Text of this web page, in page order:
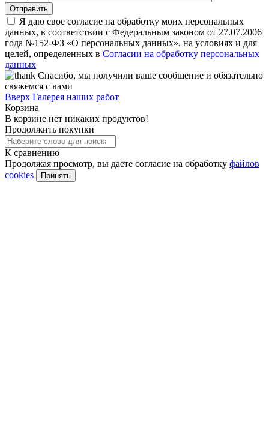
Я даю свое согласие на обработку моих персональных
данных, в соответствии с Федеральным законом от 27.07.2006
года №152-ФЗ «О персональных данных», на условиях и для
целей, определенных в Согласии на обработку персональных
данных
Спасибо, мы получили ваше сообщение и обязательно
свяжемся с вами
Вверх Галерея наших работ
Корзина
В корзине нет никаких продуктов!
Продолжить покупки
К сравнению
Продолжая просмотр, вы даете согласие на обработку файлов
cookies
Принять